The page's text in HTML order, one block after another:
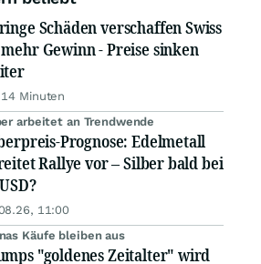
Schäden verschaffen Swiss
Gewinn - Preise sinken
Minuten
arbeitet an Trendwende
Prognose: Edelmetall
Rallye vor – Silber bald bei
11:00
Käufe bleiben aus
"goldenes Zeitalter" wird